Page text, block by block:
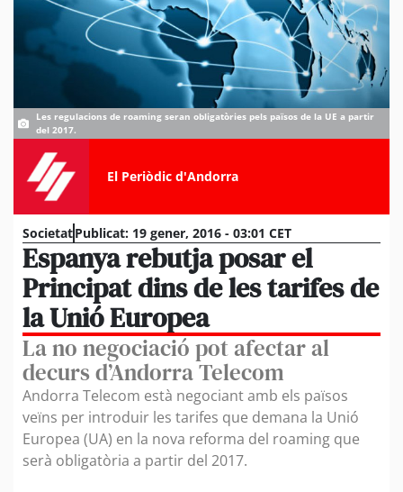
Les regulacions de roaming seran obligatòries pels països de la UE a partir
del 2017.
El Periòdic d'Andorra
SocietatPublicat: 19 gener, 2016 - 03:01 CET
Espanya rebutja posar el
Principat dins de les tarifes de
la Unió Europea
La no negociació pot afectar al
decurs d’Andorra Telecom
Andorra Telecom està negociant amb els països
veïns per introduir les tarifes que demana la Unió
Europea (UA) en la nova reforma del roaming que
serà obligatòria a partir del 2017.